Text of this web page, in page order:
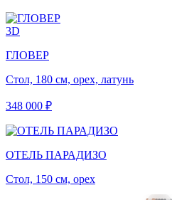
3D
ГЛОВЕР
Стол, 180 см, орех, латунь
348 000 ₽
ОТЕЛЬ ПАРАДИЗО
Стол, 150 см, орех